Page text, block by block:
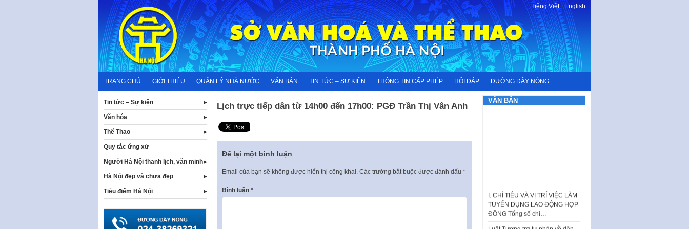
content
Tiếng Việt-English
TRANG CHỦ GIỚI THIỆU QUẢN LÝ NHÀ NƯỚC VĂN BẢN TIN TỨC – SỰ KIỆN THÔNG TIN CẤP PHÉP HỎI ĐÁP ĐƯỜNG DÂY NÓNG
Lịch trực tiếp dân từ 14h00 đến 17h00: PGĐ Trần Thị Vân Anh
Để lại một bình luận
Email của bạn sẽ không được hiển thị công khai. Các trường bắt buộc được đánh dấu *
Bình luận *
Tin tức – Sự kiện
Văn hóa
Thể Thao
Quy tắc ứng xử
Người Hà Nội thanh lịch, văn minh
Hà Nội đẹp và chưa đẹp
Tiêu điểm Hà Nội
VĂN BẢN
TUYỂN DỤNG LAO ĐỘNG HỢP
ĐỒNG Tổng số chỉ…
Luật Tương trợ tư pháp về dân